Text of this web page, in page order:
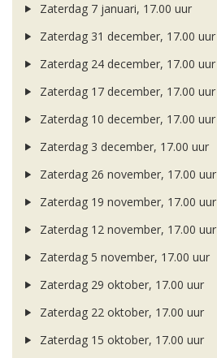
Zaterdag 7 januari, 17.00 uur
Zaterdag 31 december, 17.00 uur
Zaterdag 24 december, 17.00 uur
Zaterdag 17 december, 17.00 uur
Zaterdag 10 december, 17.00 uur
Zaterdag 3 december, 17.00 uur
Zaterdag 26 november, 17.00 uur
Zaterdag 19 november, 17.00 uur
Zaterdag 12 november, 17.00 uur
Zaterdag 5 november, 17.00 uur
Zaterdag 29 oktober, 17.00 uur
Zaterdag 22 oktober, 17.00 uur
Zaterdag 15 oktober, 17.00 uur